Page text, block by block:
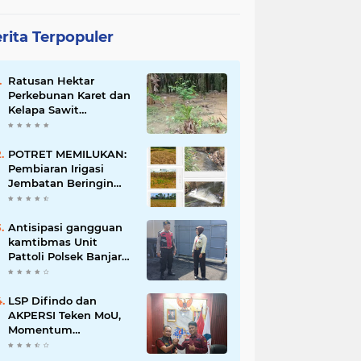
Terpopuler
Ratusan Hektar
Perkebunan Karet dan
Kelapa Sawit
terendam banjir
POTRET MEMILUKAN:
Pembiaran Irigasi
Jembatan Beringin
Pagar Alam Berujung
Antisipasi gangguan
kamtibmas Unit
Pattoli Polsek Banjar
melaksanakan patroli
keramaian di wilayah
hukum
LSP Difindo dan
AKPERSI Teken MoU,
Momentum
Kebangkitan